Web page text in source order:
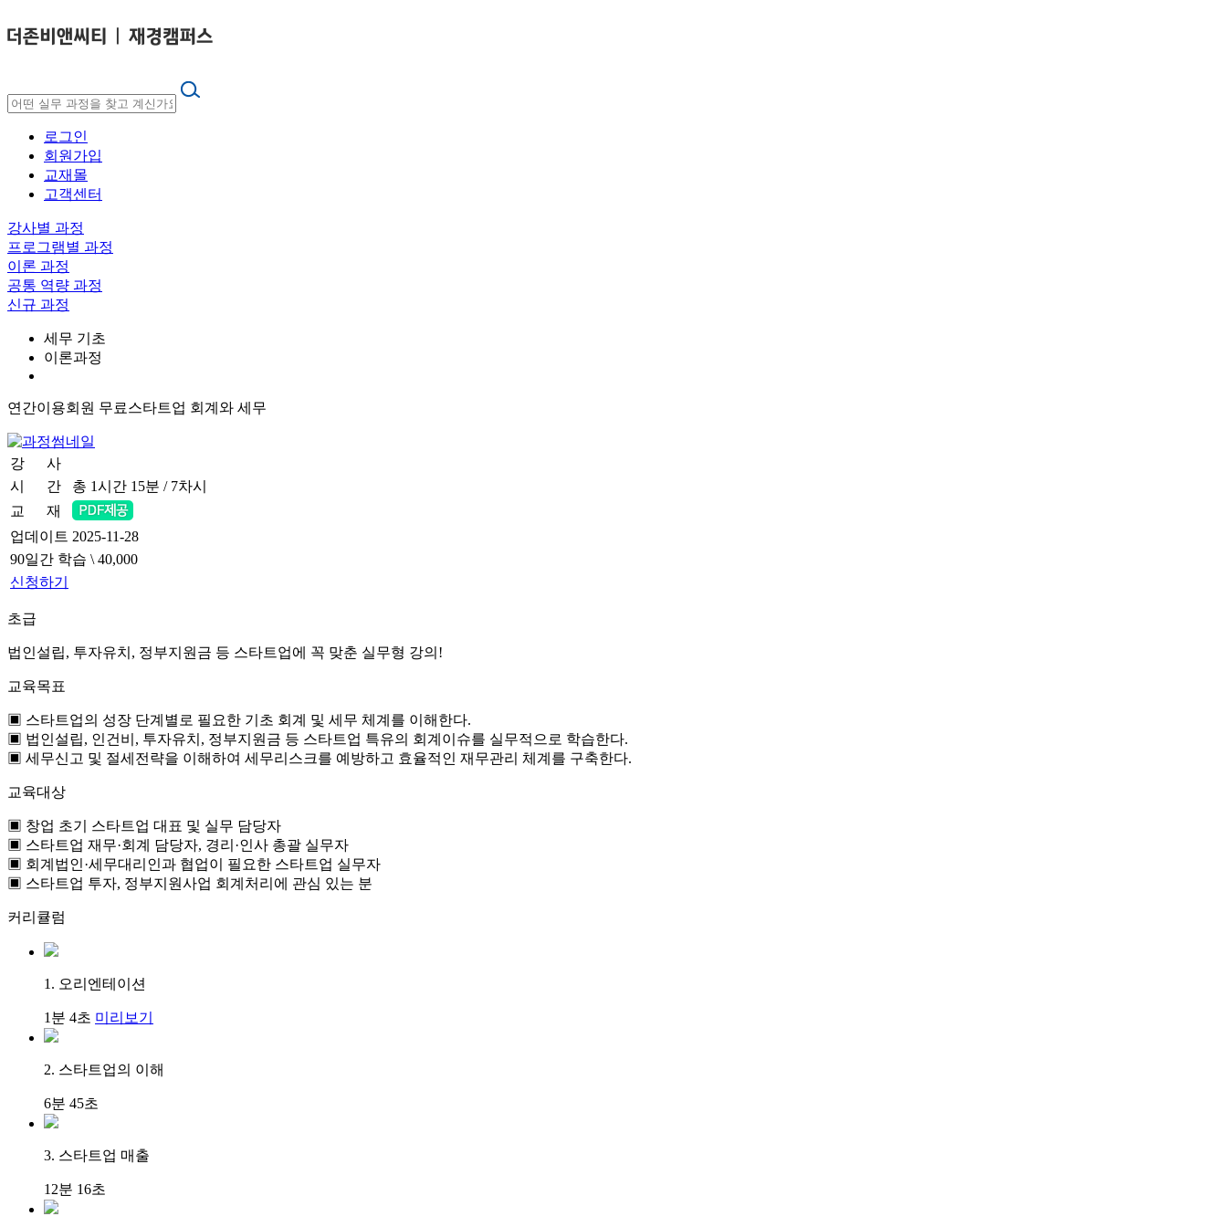
로그인
회원가입
교재몰
고객센터
강사별 과정
프로그램별 과정
이론 과정
공통 역량 과정
신규 과정
세무 기초
이론과정
연간이용회원 무료스타트업 회계와 세무
강 사
시 간
총 1시간 15분 / 7차시
교 재
업데이트 2025-11-28
90일간 학습 \ 40,000
신청하기
초급
법인설립, 투자유치, 정부지원금 등 스타트업에 꼭 맞춘 실무형 강의!
교육목표
▣ 스타트업의 성장 단계별로 필요한 기초 회계 및 세무 체계를 이해한다.
▣ 법인설립, 인건비, 투자유치, 정부지원금 등 스타트업 특유의 회계이슈를 실무적으로 학습한다.
▣ 세무신고 및 절세전략을 이해하여 세무리스크를 예방하고 효율적인 재무관리 체계를 구축한다.
교육대상
▣ 창업 초기 스타트업 대표 및 실무 담당자
▣ 스타트업 재무·회계 담당자, 경리·인사 총괄 실무자
▣ 회계법인·세무대리인과 협업이 필요한 스타트업 실무자
▣ 스타트업 투자, 정부지원사업 회계처리에 관심 있는 분
커리큘럼
1. 오리엔테이션
1분 4초 미리보기
2. 스타트업의 이해
6분 45초
3. 스타트업 매출
12분 16초